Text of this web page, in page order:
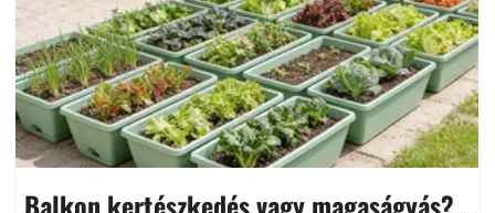
Balkon kertészkedés vagy magaságyás?